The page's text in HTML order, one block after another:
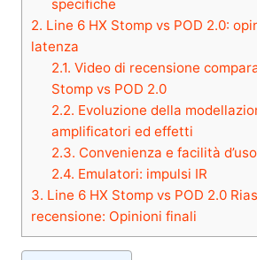
specifiche
2. Line 6 HX Stomp vs POD 2.0:
latenza
2.1. Video di recensione
Stomp vs POD 2.0
2.2. Evoluzione della
amplificatori ed effetti
2.3. Convenienza e facilità d’uso
2.4. Emulatori: impulsi IR
3. Line 6 HX Stomp vs POD 2.0
recensione: Opinioni finali